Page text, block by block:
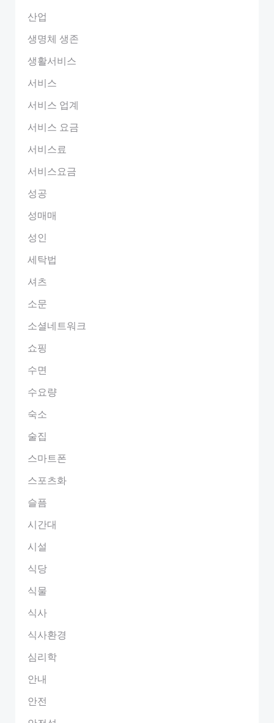
산업
생명체 생존
생활서비스
서비스
서비스 업계
서비스 요금
서비스료
서비스요금
성공
성매매
성인
세탁법
셔츠
소문
소셜네트워크
쇼핑
수면
수요량
숙소
술집
스마트폰
스포츠화
슬픔
시간대
시설
식당
식물
식사
식사환경
심리학
안내
안전